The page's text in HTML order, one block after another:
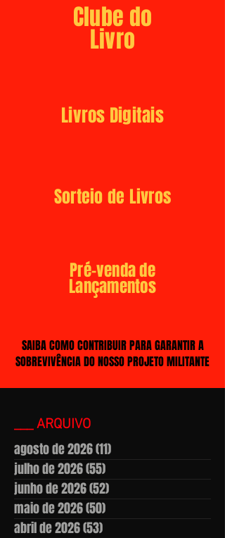
Clube do
Livro
Livros Digitais
Sorteio de Livros
Pré-venda de
Lançamentos
SAIBA COMO CONTRIBUIR PARA GARANTIR A
SOBREVIVÊNCIA DO NOSSO PROJETO MILITANTE
___ ARQUIVO
agosto de 2026(11)
julho de 2026(55)
junho de 2026(52)
maio de 2026(50)
abril de 2026(53)